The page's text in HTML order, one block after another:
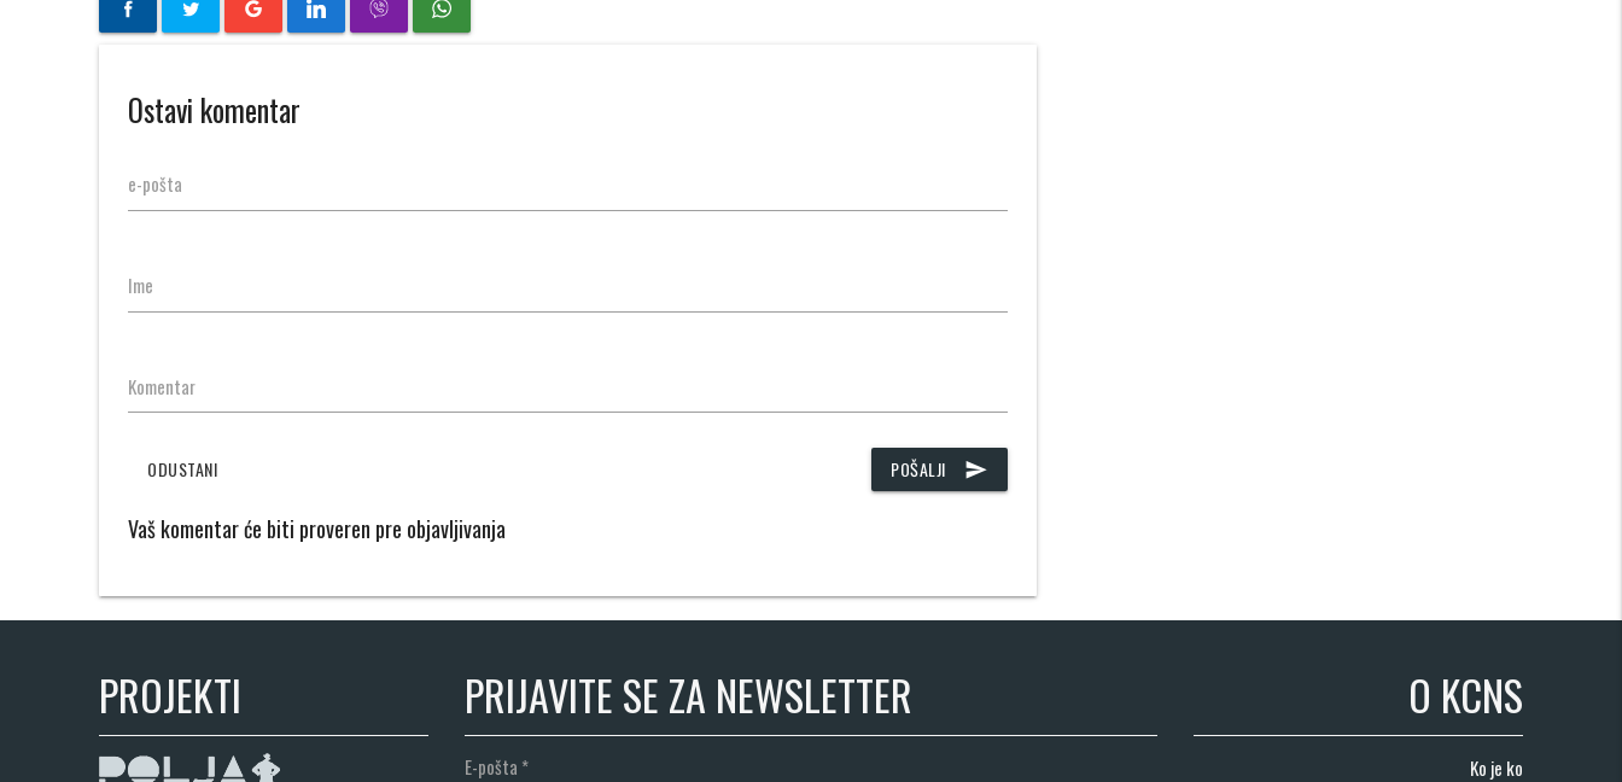
Ostavi komentar
e-pošta
Ime
Komentar
POŠALJI send
ODUSTANI
Vaš komentar će biti proveren pre objavljivanja
PROJEKTI PRIJAVITE SE ZA NEWSLETTER
E-pošta *
O KCNS
Ko je ko